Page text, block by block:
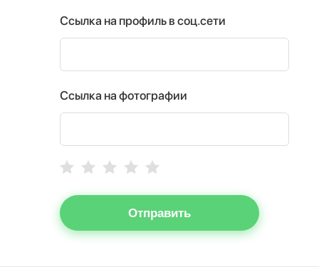
Ссылка на профиль в соц.сети
Ссылка на фотографии
Отправить